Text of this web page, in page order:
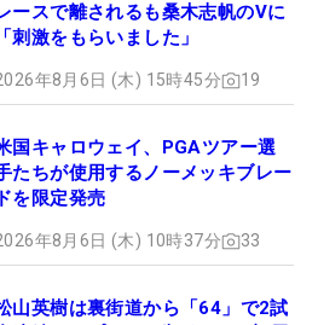
ースで離されるも桑木志帆のVに
「刺激をもらいました」
年8月6日 (木) 15時45分 19
国キャロウェイ、PGAツアー選
たちが使用するノーメッキブレー
ドを限定発売
年8月6日 (木) 10時37分 33
山英樹は裏街道から「64」で2試